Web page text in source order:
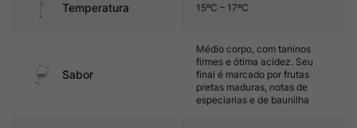
Temperatura 15ºC – 17ºC
Sabor
Médio corpo, com taninos
firmes e ótima acidez. Seu
final é marcado por frutas
pretas maduras, notas de
especiarias e de baunilha